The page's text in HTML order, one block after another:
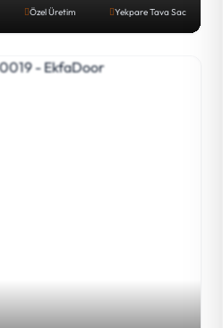
Özel Üretim Yekpare Tava Sac